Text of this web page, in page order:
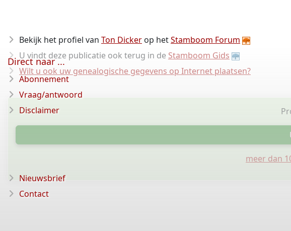
Bekijk het profiel van Ton Dicker op hetStamboom Forum
U vindt deze publicatie ook terug in de Stamboom Gids
Wilt u ook uw genealogische gegevens op Internet plaatsen?
meer dan
Direct naar ...
Abonnement
Vraag/antwoord
Disclaimer
Nieuwsbrief
Contact